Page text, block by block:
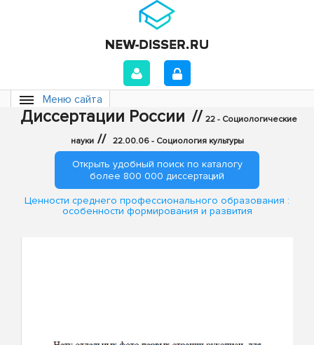
Меню сайта
Диссертации России // 22 - Социологические
науки // 22.00.06 - Социология культуры
Открыть удобный поиск по каталогу
более 800 000 диссертаций
Ценности среднего профессионального образования :
особенности формирования и развития